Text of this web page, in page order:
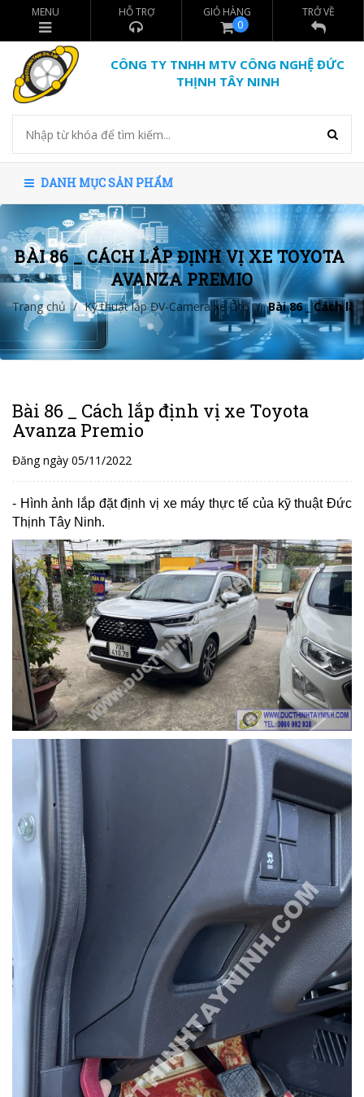
MENU HỖ TRỢ GIỎ HÀNG
0
TRỞ VỀ
CÔNG TY TNHH MTV CÔNG NGHỆ ĐỨC
THỊNH TÂY NINH
DANH MỤC SẢN PHẨM
BÀI 86 _ CÁCH LẮP ĐỊNH VỊ XE TOYOTA
AVANZA PREMIO
Trang chủ / Kỹ thuật lắp ĐV-Camera xe Ôtô / Bài 86 _ Cách
Bài 86 _ Cách lắp định vị xe Toyota
Avanza Premio
Đăng ngày 05/11/2022
- Hình ảnh lắp đặt định vị xe máy thực tế của kỹ thuật Đức
Thịnh Tây Ninh.